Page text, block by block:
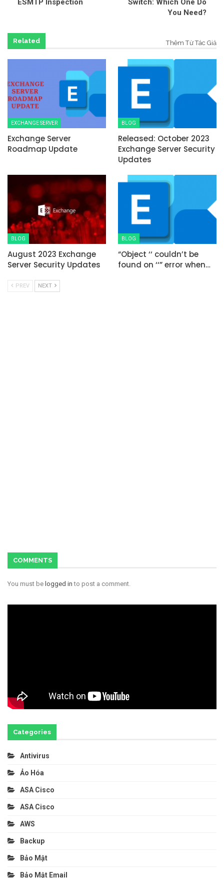
ESMTP Inspection
Switch: Which One Do
You Need?
Related Thêm Từ Tác Giả
EXCHANGE SERVER
Exchange Server
Roadmap Update
BLOG
Released: October 2023
Exchange Server Security
Updates
BLOG
August 2023 Exchange
Server Security Updates
BLOG
“Object ‘‘ couldn’t be
found on ‘‘” error when…
PREV NEXT
COMMENTS
You must be logged in to post a comment.
Categories
Antivirus
Ảo Hóa
ASA Cisco
ASA Cisco
AWS
Backup
Bảo Mật
Bảo Mật Email